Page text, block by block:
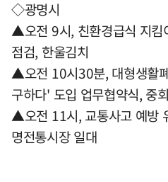
◇광명시
▲오전 9시, 친환경급식 지킴
점검, 한울김치
▲오전 10시30분, 대형생활
구하다' 도입 업무협약식, 중
▲오전 11시, 교통사고 예방
명전통시장 일대